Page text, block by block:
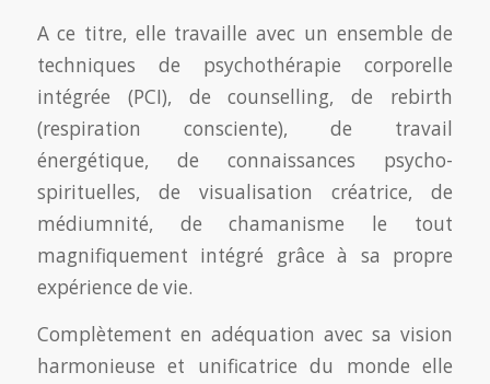
A ce titre, elle travaille avec un ensemble de
techniques de psychothérapie corporelle
intégrée (PCI), de counselling, de rebirth
(respiration consciente), de travail
énergétique, de connaissances psycho-
spirituelles, de visualisation créatrice, de
médiumnité, de chamanisme le tout
magnifiquement intégré grâce à sa propre
expérience de vie.
Complètement en adéquation avec sa vision
harmonieuse et unificatrice du monde elle